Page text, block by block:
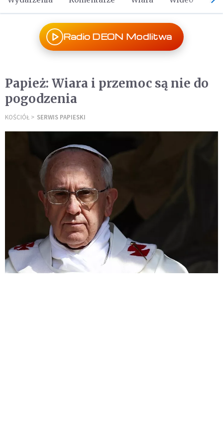
Radio DEON Modlitwa
Papież: Wiara i przemoc są nie do
pogodzenia
KOŚCIÓŁ SERWIS PAPIESKI